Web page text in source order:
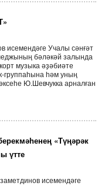
Учалы сәнғәт
бәләкәй залында
музыка әҙәбиәте
группаһына һәм уның
Ю.Шевчукка арналған
«Түңәрәк
үтте
исемендәге